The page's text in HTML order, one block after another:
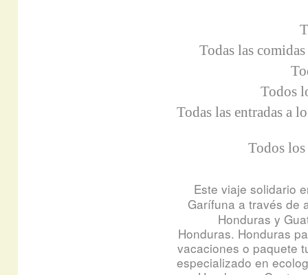
Todas las
Todos
Todas las entradas a
Todos
Este viaje solidario
Garífuna a través de
Honduras y
Honduras. Honduras
vacaciones o paquete
especializado en